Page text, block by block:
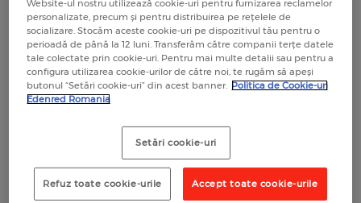
RECOMANDĂ O COMPANIE
RECOMANDĂ UN COMERCIANT
RECOMANDĂ UN COMERCIANT
comenzile de mâncare din
restaurantele partenere, cât și
cumpărăturile din
supermarketurile Auchan și
Carrefour.
Comanzi sau gătești, orice alegi, este mai simplu cu
Glovo și Edenred. Indiferent dacă îți comanzi meniul
Website-ul nostru utilizează cookie-uri pentru furnizarea reclamelor
personalizate, precum și pentru distribuirea pe rețelele de
socializare. Stocăm aceste cookie-uri pe dispozitivul tău pentru o
perioadă de până la 12 luni. Transferăm către companii terțe datele
tale colectate prin cookie-uri. Pentru mai multe detalii sau pentru a
configura utilizarea cookie-urilor de către noi, te rugăm să apeși
butonul “Setări cookie-uri” din acest banner. Politica de Cookie-uri
Edenred Romania
Setări cookie-uri
Refuz toate cookie-urile Accept toate cookie-urile